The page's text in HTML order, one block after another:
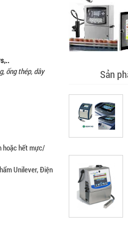
ống thép, dây
hoặc hết mực/
Unilever, Điện
Sản